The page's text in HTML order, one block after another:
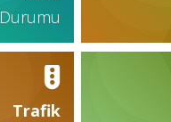
Durumu
Trafik